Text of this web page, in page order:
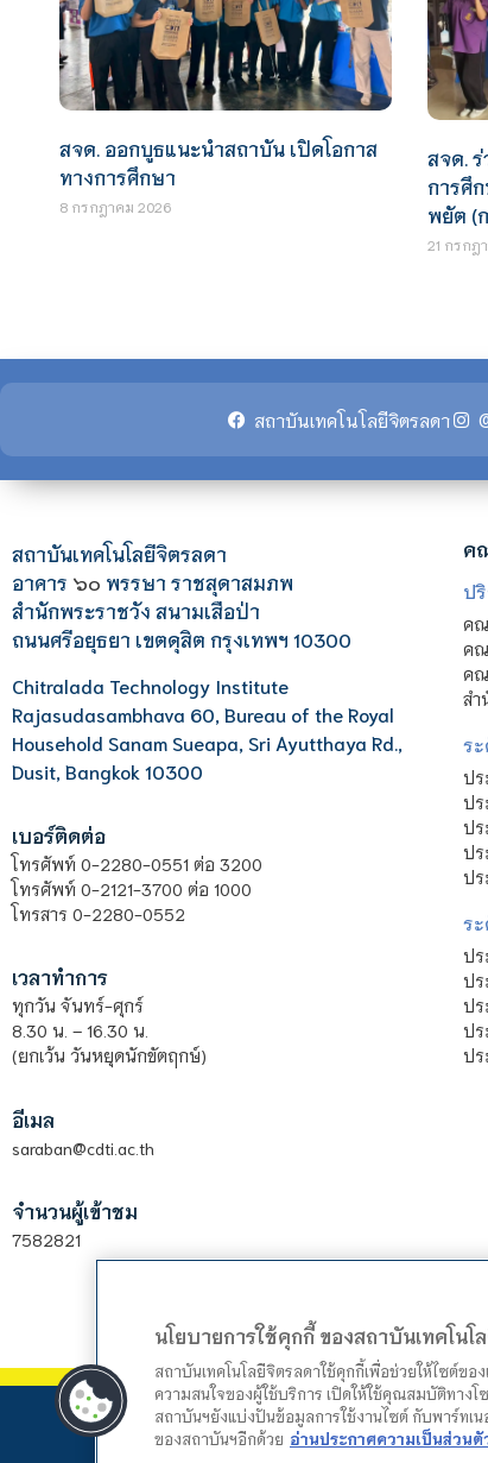
สจด. ออกบูธแนะนำสถาบัน เปิดโอกาส
ทางการศึกษา
8 กรกฎาคม 2026
สจด.
การศึ
พยัต (
21 กรกฎ
สถาบันเทคโนโลยีจิตรลดา
สถาบันเทคโนโลยีจิตรลดา
อาคาร ๖๐ พรรษา ราชสุดาสมภพ
สำนักพระราชวัง สนามเสือป่า
ถนนศรีอยุธยา เขตดุสิต กรุงเทพฯ 10300
Chitralada Technology Institute
Rajasudasambhava 60, Bureau of the Royal
Household Sanam Sueapa, Sri Ayutthaya Rd.,
Dusit, Bangkok 10300
เบอร์ติดต่อ
โทรศัพท์ 0-2280-0551 ต่อ 3200
โทรศัพท์ 0-2121-3700 ต่อ 1000
โทรสาร 0-2280-0552
เวลาทำการ
ทุกวัน จันทร์-ศุกร์
8.30 น. – 16.30 น.
(ยกเว้น วันหยุดนักขัตฤกษ์)
อีเมล
saraban@cdti.ac.th
จำนวนผู้เข้าชม
7582821
ค
ป
คณ
คณ
คณ
สำ
ร
ปร
ปร
ปร
ปร
ปร
ร
ปร
ปร
ปร
ปร
ปร
นโยบายการใช้คุกกี้ ของสถาบันเทคโนโ
สถาบันเทคโนโลยีจิตรลดาใช้คุกกี้เพื่อช่วยให้ไซต์ข
ความสนใจของผู้ใช้บริการ เปิดให้ใช้คุณสมบัติทางโ
สถาบันฯยังแบ่งปันข้อมูลการใช้งานไซต์ กับพาร์ทเน
ของสถาบันฯอีกด้วย อ่านประกาศความเป็นส่วนตั